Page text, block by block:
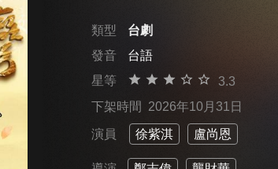
類型
台劇
發音
台語
星等
3.3
下架時間 2026年10月31日
演員 徐紫淇 盧尚恩